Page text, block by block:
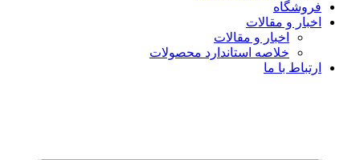
فروشگاه
اخبار و مقالات
اخبار و مقالات
خلاصه استاندارد محصولات
ارتباط با ما